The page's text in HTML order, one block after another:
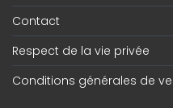
Contact
Respect de la vie privée
Conditions générales de